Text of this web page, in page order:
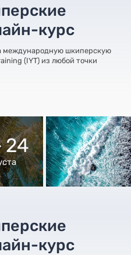
курс
международную шкиперскую
(IYT) из любой точки
24
курс